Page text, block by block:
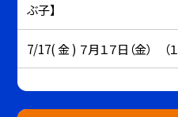
ぶ子】
7/17( 金 ) ７月１７日（金） （